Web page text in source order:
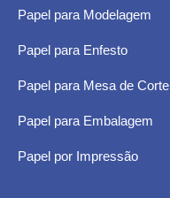
Papel para Modelagem
Papel para Enfesto
Papel para Mesa de Corte
Papel para Embalagem
Papel por Impressão